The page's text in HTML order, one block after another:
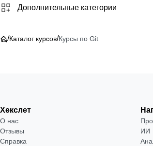
Дополнительные категории
/Каталог курсов/Курсы по Git
Хекслет
О нас
Отзывы
Справка
ИИ